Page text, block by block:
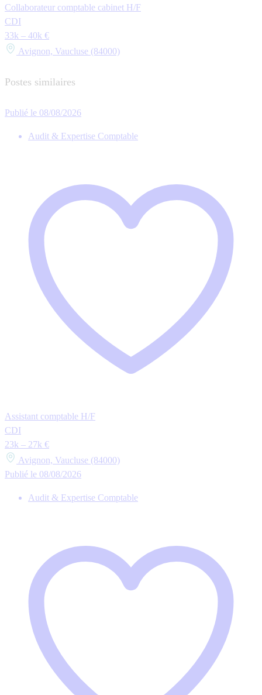
Collaborateur comptable cabinet H/F
CDI
33k – 40k €
Avignon, Vaucluse (84000)
Postes similaires
Publié le 08/08/2026
Audit & Expertise Comptable
Assistant comptable H/F
CDI
23k – 27k €
Avignon, Vaucluse (84000)
Publié le 08/08/2026
Audit & Expertise Comptable